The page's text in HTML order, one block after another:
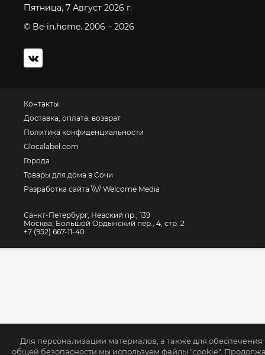
Для персонализации материалов, а также для обеспечения
общей безопасности мы используем файлы "cookie".
Пятница, 7 Август 2026 г.
© Be-in.home. 2006 – 2026
Контакты
Доставка, оплата, возврат
Политика конфиденциальности
Glocalabel.com
Города
Товары для дома в Сочи
Разработка сайта \\\// Welcome Media
Санкт-Петербург, Невский пр., 139
Москва, Большой Ордынский пер., 4, стр. 2
+7 (952) 667-11-40